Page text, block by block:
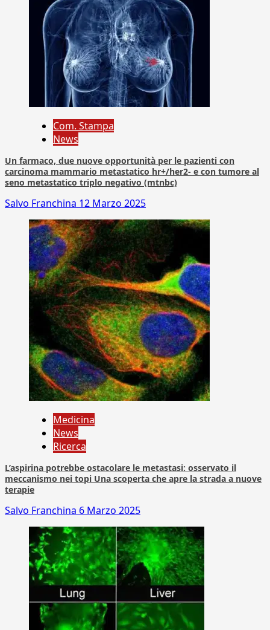
Com. Stampa
News
Un farmaco, due nuove opportunità per le pazienti con
carcinoma mammario metastatico hr+/her2- e con tumore al
seno metastatico triplo negativo (mtnbc)
Salvo Franchina 12 Marzo 2025
Medicina
News
Ricerca
L’aspirina potrebbe ostacolare le metastasi: osservato il
meccanismo nei topi Una scoperta che apre la strada a nuove
terapie
Salvo Franchina 6 Marzo 2025